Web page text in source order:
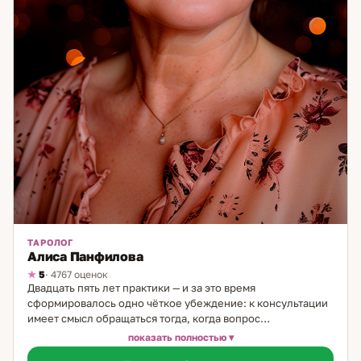
ТАРОЛОГ
Алиса Панфилова
5· 4767 оценок
Двадцать пять лет практики — и за это время
сформировалось одно чёткое убеждение: к консультации
имеет смысл обращаться тогда, когда вопрос
действительно важен и человек готов воспринять честный
ответ, а не только услышать то, что хочется. Я практикую
показать полностью